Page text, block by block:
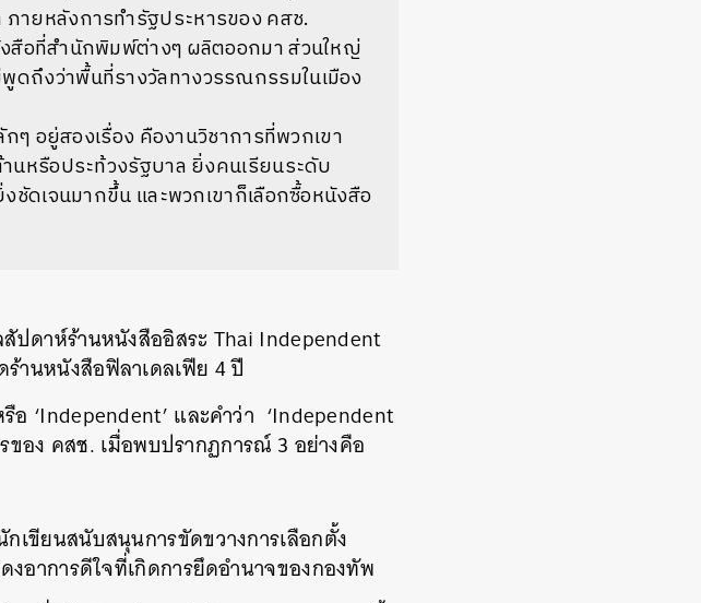
ภายหลังการทำรัฐประหารของ คสช.
สือที่สำนักพิมพ์ต่างๆ ผลิตออกมา ส่วนใหญ่
ถึงว่าพื้นที่รางวัลทางวรรณกรรมในเมือง
ๆ อยู่สองเรื่อง คืองานวิชาการที่พวกเขา
นหรือประท้วงรัฐบาล ยิ่งคนเรียนระดับ
ชัดเจนมากขึ้น และพวกเขาก็เลือกซื้อหนังสือ
ปดาห์ร้านหนังสืออิสระ Thai Independent
านหนังสือฟิลาเดลเฟีย 4ปี
อ ‘Independent’ และคำว่า ‘Independent
ของ คสช. เมื่อพบปรากฏการณ์ 3 อย่างคือ
กเขียนสนับสนุนการขัดขวางการเลือกตั้ง
อาการดีใจที่เกิดการยึดอำนาจของกองทัพ